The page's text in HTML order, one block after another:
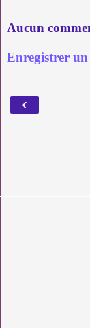
Aucun
Enregistrer
‹